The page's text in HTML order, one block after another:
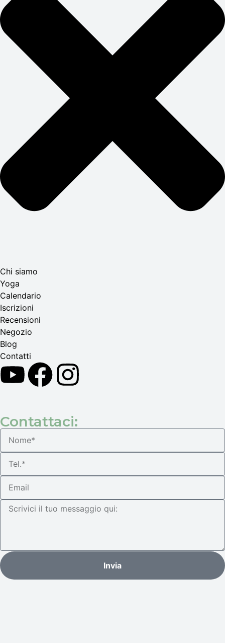
Chi siamo
Yoga
Calendario
Іscrizioni
Recensioni
Negozio
Blog
Contatti
Contattaci:
Invia